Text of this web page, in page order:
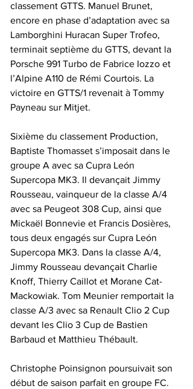
classement GTTS. Manuel Brunet,
encore en phase d’adaptation avec sa
Lamborghini Huracan Super Trofeo,
terminait septième du GTTS, devant la
Porsche 991 Turbo de Fabrice Iozzo et
l’Alpine A110 de Rémi Courtois. La
victoire en GTTS/1 revenait à Tommy
Payneau sur Mitjet.
Sixième du classement Production,
Baptiste Thomasset s’imposait dans le
groupe A avec sa Cupra León
Supercopa MK3. Il devançait Jimmy
Rousseau, vainqueur de la classe A/4
avec sa Peugeot 308 Cup, ainsi que
Mickaël Bonnevie et Francis Dosières,
tous deux engagés sur Cupra León
Supercopa MK3. Dans la classe A/4,
Jimmy Rousseau devançait Charlie
Knoff, Thierry Caillot et Morane Cat-
Mackowiak. Tom Meunier remportait la
classe A/3 avec sa Renault Clio 2 Cup
devant les Clio 3 Cup de Bastien
Barbaud et Matthieu Thébault.
Christophe Poinsignon poursuivait son
début de saison parfait en groupe FC.